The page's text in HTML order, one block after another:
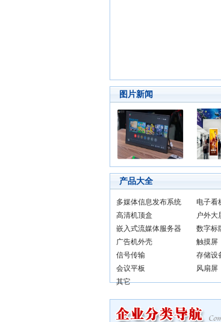
图片新闻
产品大全
多媒体信息发布系统 电子看
高清机顶盒
户外大
嵌入式流媒体服务器
数字标
广告机外壳
触摸屏
信号传输
存储设
会议平板
风扇屏
其它